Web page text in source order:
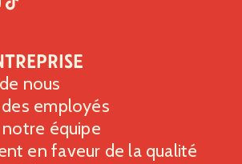
1g
0g
nous
employés
équipe
en faveur de la qualité